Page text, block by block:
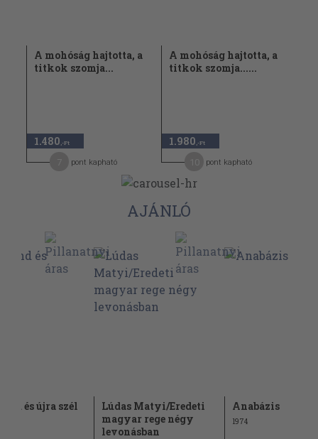
A mohóság hajtotta, a
titkok szomja...
1.480 ,-Ft
pont kapható
A mohóság hajtotta, a
titkok szomja......
1.980 ,-Ft
pont kapható
AJÁNLÓ
és újra szél
Lúdas Matyi/Eredeti
magyar rege négy
levonásban
Anabázis
1974